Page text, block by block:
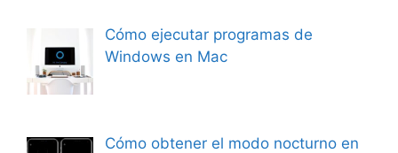
Cómo ejecutar programas de
Windows en Mac
Cómo obtener el modo nocturno en